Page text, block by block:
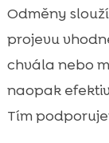
Odměny
projevu
chvála nebo
naopak
Tím